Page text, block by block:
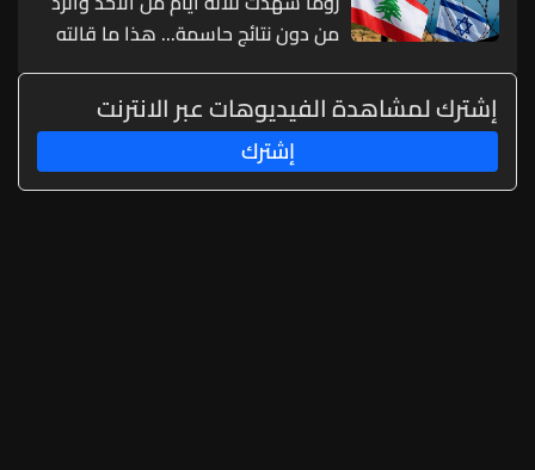
من دون نتائج حاسمة... هذا ما قالته
مصادر لـ"الجمهورية"
إشترك لمشاهدة الفيديوهات عبر الانترنت
إشترك